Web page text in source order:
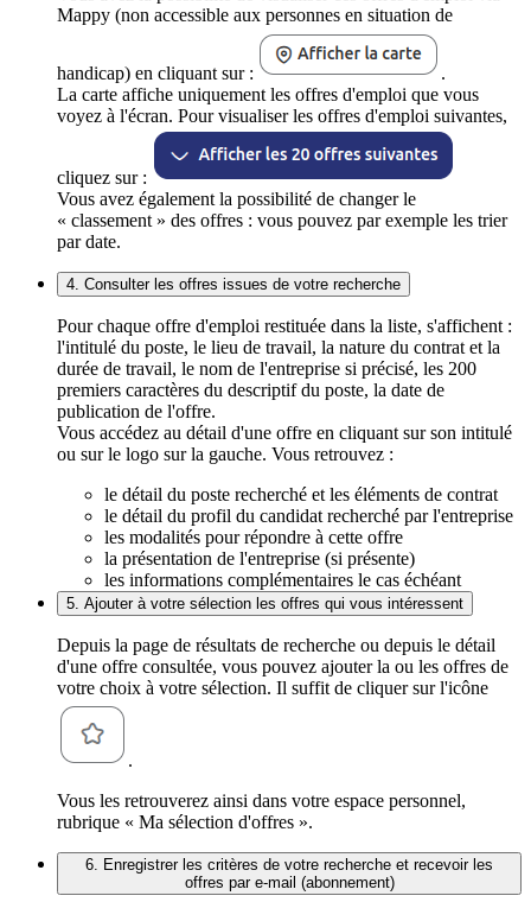
Mappy (non accessible aux personnes en situation de
handicap) en cliquant sur :
.
La carte affiche uniquement les offres d'emploi que vous
voyez à l'écran. Pour visualiser les offres d'emploi suivantes,
cliquez sur :
Vous avez également la possibilité de changer le
« classement » des offres : vous pouvez par exemple les trier
par date.
4. Consulter les offres issues de votre recherche
Pour chaque offre d'emploi restituée dans la liste, s'affichent :
l'intitulé du poste, le lieu de travail, la nature du contrat et la
durée de travail, le nom de l'entreprise si précisé, les 200
premiers caractères du descriptif du poste, la date de
publication de l'offre.
Vous accédez au détail d'une offre en cliquant sur son intitulé
ou sur le logo sur la gauche. Vous retrouvez :
le détail du poste recherché et les éléments de contrat
le détail du profil du candidat recherché par l'entreprise
les modalités pour répondre à cette offre
la présentation de l'entreprise (si présente)
les informations complémentaires le cas échéant
5. Ajouter à votre sélection les offres qui vous intéressent
Depuis la page de résultats de recherche ou depuis le détail
d'une offre consultée, vous pouvez ajouter la ou les offres de
votre choix à votre sélection. Il suffit de cliquer sur l'icône
.
Vous les retrouverez ainsi dans votre espace personnel,
rubrique « Ma sélection d'offres ».
6. Enregistrer les critères de votre recherche et recevoir les
offres par e-mail (abonnement)